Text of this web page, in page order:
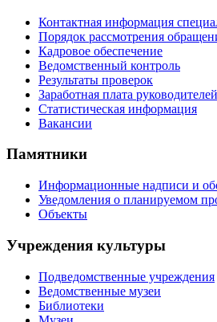
Контактная информация
Порядок рассмотрения
Кадровое обеспечение
Ведомственный контроль
Результаты проверок
Заработная плата
Статистическая информация
Вакансии
Памятники
Информационные надписи и
Уведомления о планируемом
Объекты
Учреждения культуры
Подведомственные учреждения
Ведомственные музеи
Библиотеки